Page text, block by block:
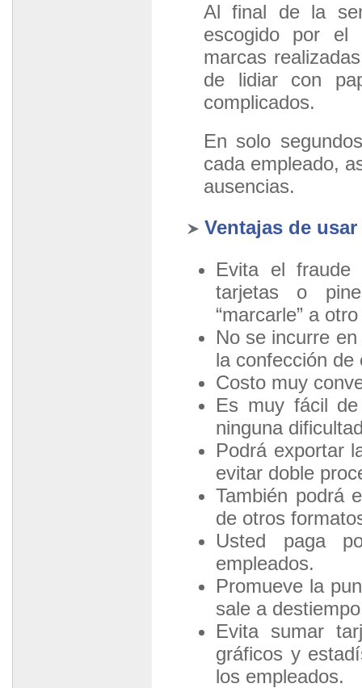
Al final de la
escogido por el
marcas
de lidiar con
complicados.
En solo
cada empleado,
ausencias.
Ventajas de
Evita el
tarjetas o
“marcarle” a
No se incurre
la confección de
Costo muy
Es muy fácil
ninguna
Podrá exportar
evitar doble
También podrá
de otros
Usted paga
empleados.
Promueve la
sale a
Evita sumar
gráficos y
los empleados.